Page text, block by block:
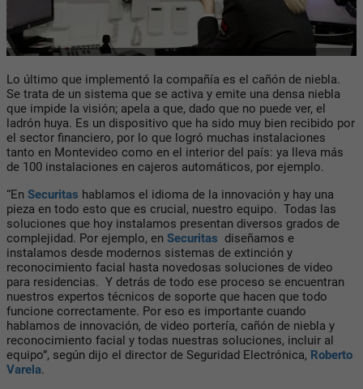
Lo último que implementó la compañía es el cañón de niebla.
Se trata de un sistema que se activa y emite una densa niebla
que impide la visión; apela a que, dado que no puede ver, el
ladrón huya. Es un dispositivo que ha sido muy bien recibido por
el sector financiero, por lo que logró muchas instalaciones
tanto en Montevideo como en el interior del país: ya lleva más
de 100 instalaciones en cajeros automáticos, por ejemplo.
“En Securitas hablamos el idioma de la innovación y hay una
pieza en todo esto que es crucial, nuestro equipo. Todas las
soluciones que hoy instalamos presentan diversos grados de
complejidad. Por ejemplo, en Securitas diseñamos e
instalamos desde modernos sistemas de extinción y
reconocimiento facial hasta novedosas soluciones de video
para residencias. Y detrás de todo ese proceso se encuentran
nuestros expertos técnicos de soporte que hacen que todo
funcione correctamente. Por eso es importante cuando
hablamos de innovación, de video portería, cañón de niebla y
reconocimiento facial y todas nuestras soluciones, incluir al
equipo”, según dijo el director de Seguridad Electrónica, Roberto
Varela.